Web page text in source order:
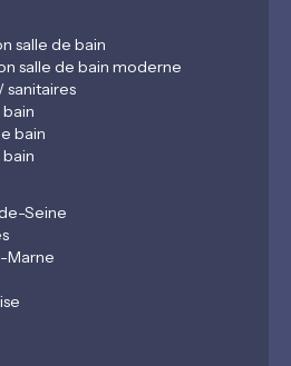
salle de bain
salle de bain moderne
sanitaires
bain
Seine
Marne